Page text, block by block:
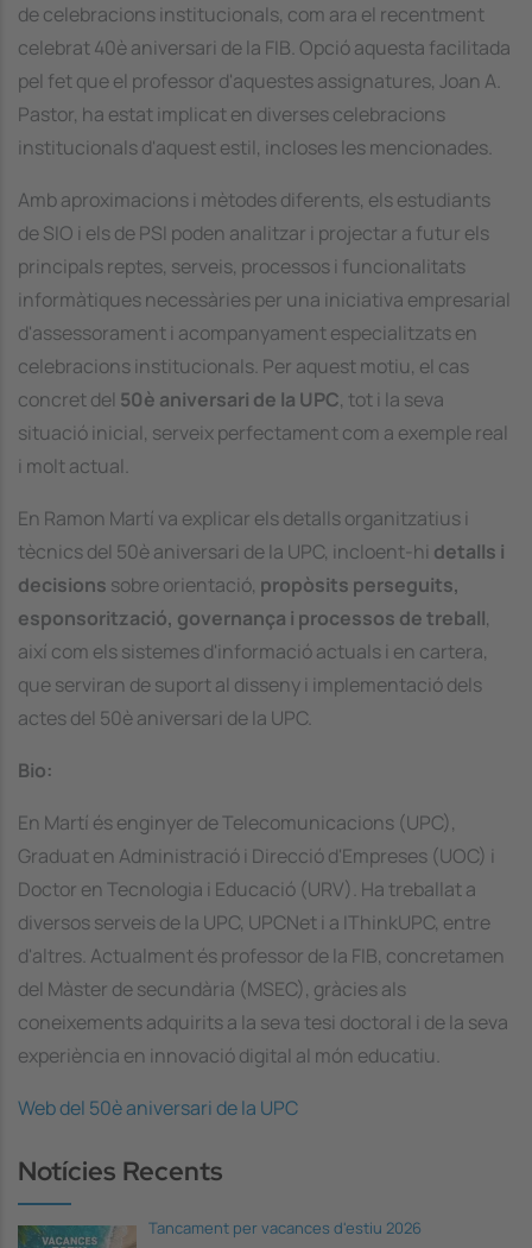
de celebracions institucionals, com ara el recentment
celebrat 40è aniversari de la FIB. Opció aquesta facilitada
pel fet que el professor d'aquestes assignatures, Joan A.
Pastor, ha estat implicat en diverses celebracions
institucionals d'aquest estil, incloses les mencionades.
Amb aproximacions i mètodes diferents, els estudiants
de SIO i els de PSI poden analitzar i projectar a futur els
principals reptes, serveis, processos i funcionalitats
informàtiques necessàries per una iniciativa empresarial
d'assessorament i acompanyament especialitzats en
celebracions institucionals. Per aquest motiu, el cas
concret del 50è aniversari de la UPC, tot i la seva
situació inicial, serveix perfectament com a exemple real
i molt actual.
En Ramon Martí va explicar els detalls organitzatius i
tècnics del 50è aniversari de la UPC, incloent-hi detalls i
decisions sobre orientació, propòsits perseguits,
esponsorització, governança i processos de treball,
així com els sistemes d'informació actuals i en cartera,
que serviran de suport al disseny i implementació dels
actes del 50è aniversari de la UPC.
Bio:
En Martí és enginyer de Telecomunicacions (UPC),
Graduat en Administració i Direcció d'Empreses (UOC) i
Doctor en Tecnologia i Educació (URV). Ha treballat a
diversos serveis de la UPC, UPCNet i a IThinkUPC, entre
d'altres. Actualment és professor de la FIB, concretamen
del Màster de secundària (MSEC), gràcies als
coneixements adquirits a la seva tesi doctoral i de la seva
experiència en innovació digital al món educatiu.
Web del 50è aniversari de la UPC
Notícies Recents
Tancament per vacances d'estiu 2026